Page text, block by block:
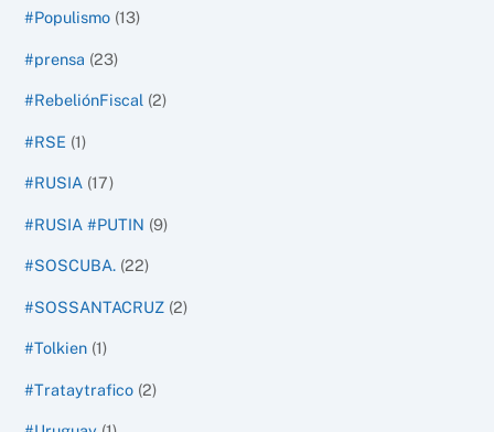
#Populismo (13)
#prensa (23)
#RebeliónFiscal (2)
#RSE (1)
#RUSIA (17)
#RUSIA #PUTIN (9)
#SOSCUBA. (22)
#SOSSANTACRUZ (2)
#Tolkien (1)
#Trataytrafico (2)